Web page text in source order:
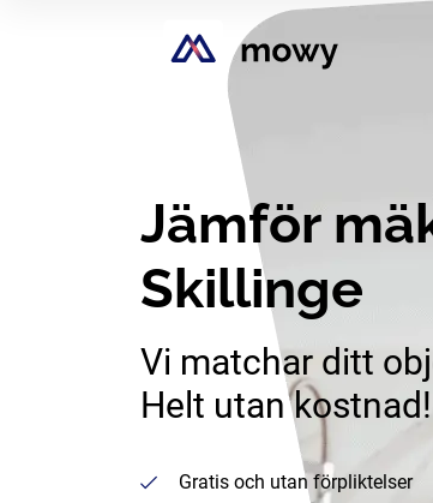
Jämför
Skillinge
Vi matchar ditt
Helt utan kostnad!
Gratis och utan förpliktelser